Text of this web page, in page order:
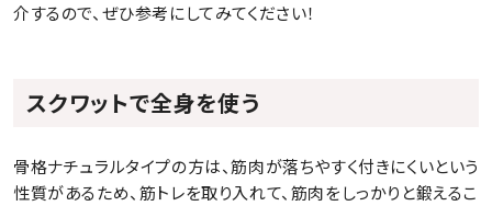
介するので、ぜひ参考にしてみてください！
スクワットで全身を使う
骨格ナチュラルタイプの方は、筋肉が落ちやすく付きにくいという
性質があるため、筋トレを取り入れて、筋肉をしっかりと鍛えるこ